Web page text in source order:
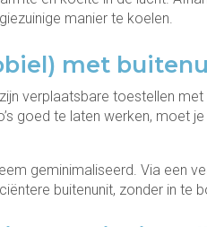
manier te koelen.
met
zijn verplaatsbare toestellen
goed te laten werken, moet
geminimaliseerd. Via een
buitenunit, zonder in te